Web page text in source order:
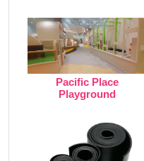
Pacific Place
Playground